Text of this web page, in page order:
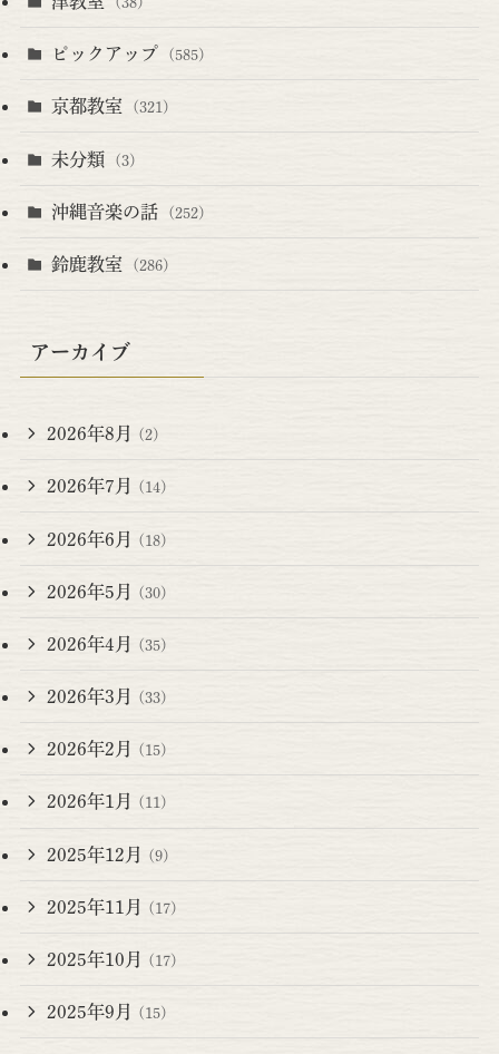
ピックアップ (585)
京都教室 (321)
未分類 (3)
沖縄音楽の話 (252)
鈴鹿教室 (286)
アーカイブ
2026年8月 (2)
2026年7月 (14)
2026年6月 (18)
2026年5月 (30)
2026年4月 (35)
2026年3月 (33)
2026年2月 (15)
2026年1月 (11)
2025年12月 (9)
2025年11月 (17)
2025年10月 (17)
2025年9月 (15)